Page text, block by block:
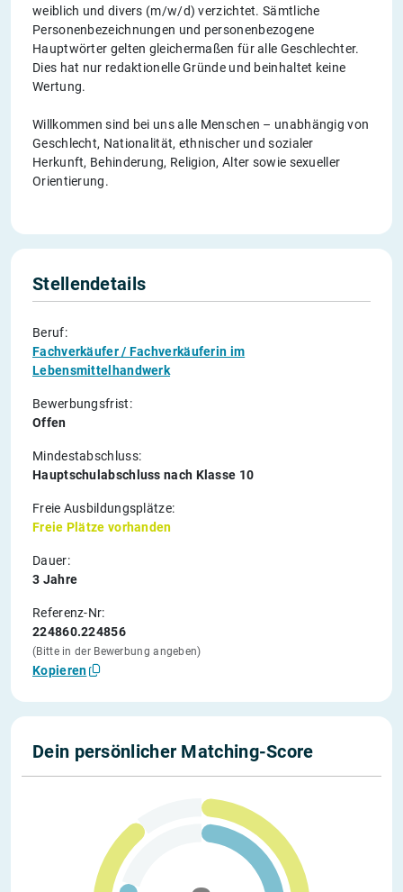
weiblich und divers (m/w/d) verzichtet. Sämtliche
Personenbezeichnungen und personenbezogene
Hauptwörter gelten gleichermaßen für alle Geschlechter.
Dies hat nur redaktionelle Gründe und beinhaltet keine
Wertung.
Willkommen sind bei uns alle Menschen – unabhängig von
Geschlecht, Nationalität, ethnischer und sozialer
Herkunft, Behinderung, Religion, Alter sowie sexueller
Orientierung.
Stellendetails
Beruf:
Fachverkäufer / Fachverkäuferin im
Lebensmittelhandwerk
Bewerbungsfrist:
Offen
Mindestabschluss:
Hauptschulabschluss nach Klasse 10
Freie Ausbildungsplätze:
Freie Plätze vorhanden
Dauer:
3 Jahre
Referenz-Nr:
224860.224856
(Bitte in der Bewerbung angeben)
Kopieren
Dein persönlicher Matching-Score